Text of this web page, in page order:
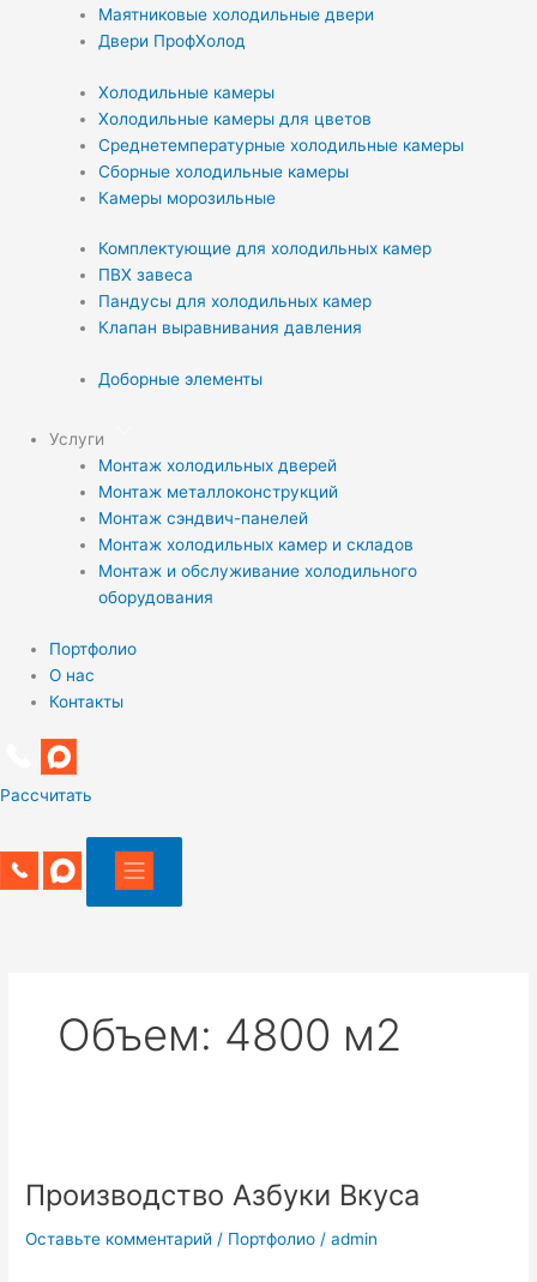
Маятниковые холодильные двери
Двери ПрофХолод
Холодильные камеры
Холодильные камеры для цветов
Среднетемпературные холодильные камеры
Сборные холодильные камеры
Камеры морозильные
Комплектующие для холодильных камер
ПВХ завеса
Пандусы для холодильных камер
Клапан выравнивания давления
Доборные элементы
Услуги
Монтаж холодильных дверей
Монтаж металлоконструкций
Монтаж сэндвич-панелей
Монтаж холодильных камер и складов
Монтаж и обслуживание холодильного
оборудования
Портфолио
О нас
Контакты
Рассчитать
Объем: 4800 м2
Производство Азбуки Вкуса
Оставьте комментарий / Портфолио /admin
Вкуса